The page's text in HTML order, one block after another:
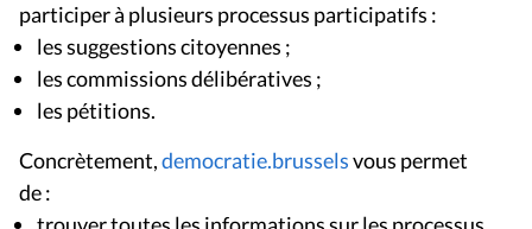
participer à plusieurs processus participatifs :
les suggestions citoyennes ;
les commissions délibératives ;
les pétitions.
Concrètement,democratie.brusselsvous permet
de :